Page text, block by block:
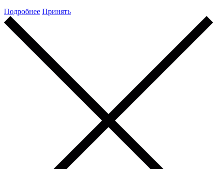
Подробнее Принять